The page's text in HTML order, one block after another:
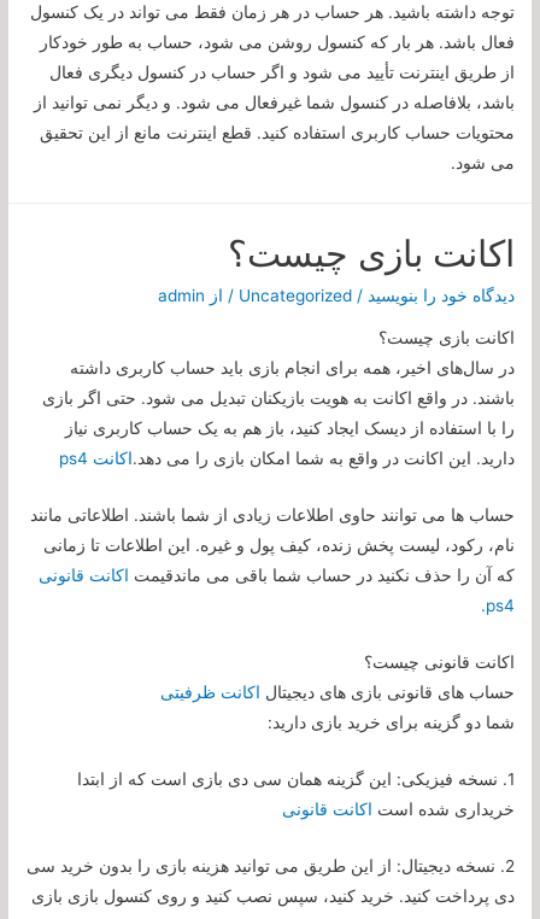
توجه داشته باشید. هر حساب در هر زمان فقط می تواند در یک کنسول
فعال باشد. هر بار که کنسول روشن می شود، حساب به طور خودکار
از طریق اینترنت تأیید می شود و اگر حساب در کنسول دیگری فعال
باشد، بلافاصله در کنسول شما غیرفعال می شود. و دیگر نمی توانید از
محتویات حساب کاربری استفاده کنید. قطع اینترنت مانع از این تحقیق
می شود.
اکانت بازی چیست؟
دیدگاه‌ خود را بنویسید /
Uncategorized / از admin
اکانت بازی چیست؟
در سال‌های اخیر، همه برای انجام بازی باید حساب کاربری داشته
باشند. در واقع اکانت به هویت بازیکنان تبدیل می شود. حتی اگر بازی
را با استفاده از دیسک ایجاد کنید، باز هم به یک حساب کاربری نیاز
دارید. این اکانت در واقع به شما امکان بازی را می دهد.اکانت ps4
حساب ها می توانند حاوی اطلاعات زیادی از شما باشند. اطلاعاتی مانند
نام، رکود، لیست پخش زنده، کیف پول و غیره. این اطلاعات تا زمانی
که آن را حذف نکنید در حساب شما باقی می ماندقیمت اکانت قانونی
ps4.
اکانت قانونی چیست؟
حساب های قانونی بازی های دیجیتال اکانت ظرفیتی
شما دو گزینه برای خرید بازی دارید:
1. نسخه فیزیکی: این گزینه همان سی دی بازی است که از ابتدا
خریداری شده است اکانت قانونی
2. نسخه دیجیتال: از این طریق می توانید هزینه بازی را بدون خرید سی
دی پرداخت کنید. خرید کنید، سپس نصب کنید و روی کنسول بازی بازی